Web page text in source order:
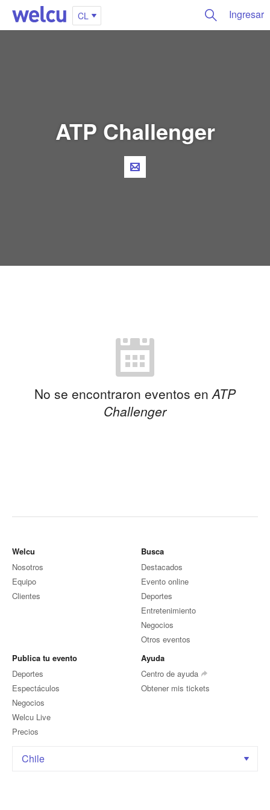
CL Ingresar
ATP Challenger
No se encontraron eventos enATP
Challenger
Welcu
Nosotros
Equipo
Clientes
Busca
Destacados
Evento online
Deportes
Entretenimiento
Negocios
Otros eventos
Publica tu evento
Deportes
Espectáculos
Negocios
Welcu Live
Precios
Ayuda
Centro de ayuda
Obtener mis tickets
Chile